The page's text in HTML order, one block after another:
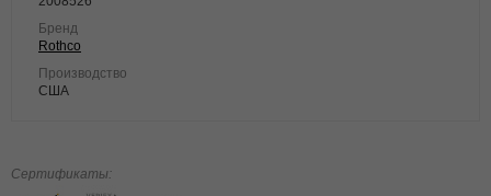
Бренд
Rothco
Производство
США
Сертификаты: